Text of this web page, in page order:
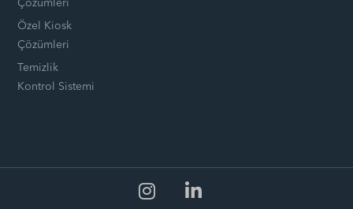
Çözümleri
Özel Kiosk
Çözümleri
Temizlik
Kontrol Sistemi